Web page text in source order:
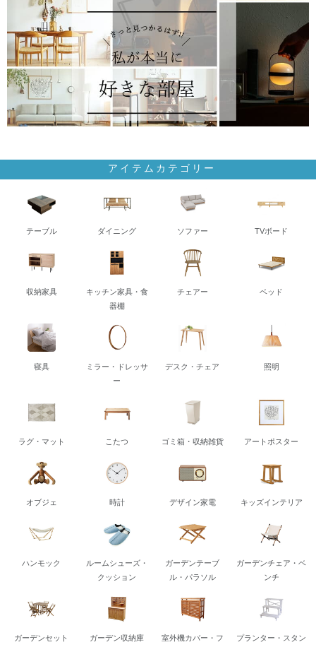
アイテムカテゴリー
テーブル ダイニング ソファー TVボード
収納家具
キッチン家具・食
器棚
チェアー ベッド
寝具
ミラー・ドレッサ
ー
デスク・チェア 照明
ラグ・マット こたつ ゴミ箱・収納雑貨 アートポスター
オブジェ 時計 デザイン家電 キッズインテリア
ハンモック
ルームシューズ・
クッション
ガーデンテーブ
ル・パラソル
ガーデンチェア・ベ
ンチ
ガーデンセット ガーデン収納庫
室外機カバー・フ
プランター・スタン